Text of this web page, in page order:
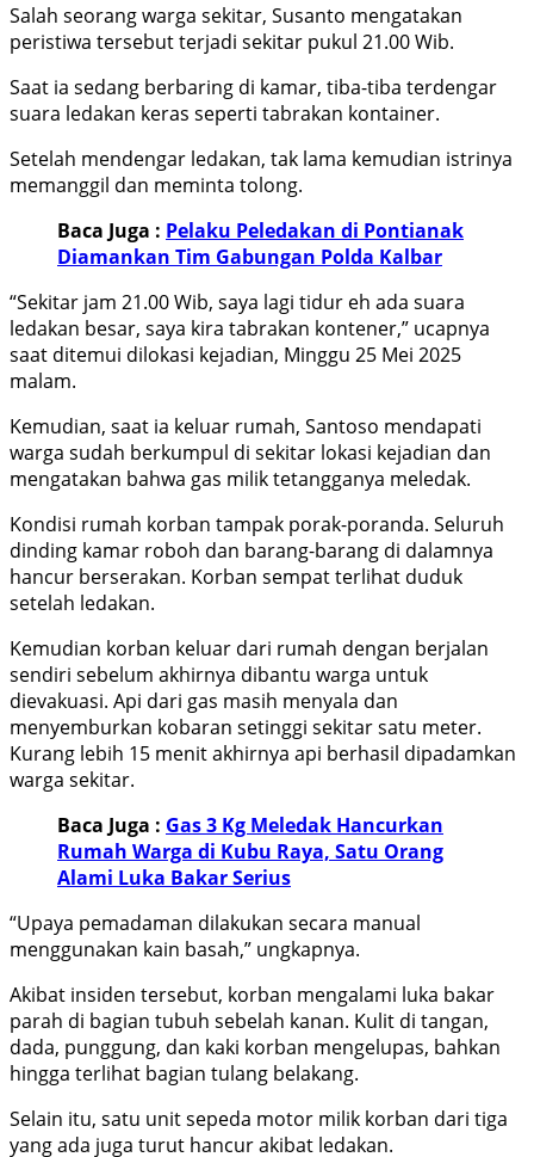
Salah seorang warga sekitar, Susanto mengatakan
peristiwa tersebut terjadi sekitar pukul 21.00 Wib.
Saat ia sedang berbaring di kamar, tiba-tiba terdengar
suara ledakan keras seperti tabrakan kontainer.
Setelah mendengar ledakan, tak lama kemudian istrinya
memanggil dan meminta tolong.
Baca Juga : Pelaku Peledakan di Pontianak
Diamankan Tim Gabungan Polda Kalbar
“Sekitar jam 21.00 Wib, saya lagi tidur eh ada suara
ledakan besar, saya kira tabrakan kontener,” ucapnya
saat ditemui dilokasi kejadian, Minggu 25 Mei 2025
malam.
Kemudian, saat ia keluar rumah, Santoso mendapati
warga sudah berkumpul di sekitar lokasi kejadian dan
mengatakan bahwa gas milik tetangganya meledak.
Kondisi rumah korban tampak porak-poranda. Seluruh
dinding kamar roboh dan barang-barang di dalamnya
hancur berserakan. Korban sempat terlihat duduk
setelah ledakan.
Kemudian korban keluar dari rumah dengan berjalan
sendiri sebelum akhirnya dibantu warga untuk
dievakuasi. Api dari gas masih menyala dan
menyemburkan kobaran setinggi sekitar satu meter.
Kurang lebih 15 menit akhirnya api berhasil dipadamkan
warga sekitar.
Baca Juga : Gas 3 Kg Meledak Hancurkan
Rumah Warga di Kubu Raya, Satu Orang
Alami Luka Bakar Serius
“Upaya pemadaman dilakukan secara manual
menggunakan kain basah,” ungkapnya.
Akibat insiden tersebut, korban mengalami luka bakar
parah di bagian tubuh sebelah kanan. Kulit di tangan,
dada, punggung, dan kaki korban mengelupas, bahkan
hingga terlihat bagian tulang belakang.
Selain itu, satu unit sepeda motor milik korban dari tiga
yang ada juga turut hancur akibat ledakan.